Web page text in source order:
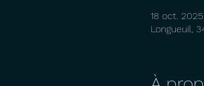
18 oct.
Longueuil,